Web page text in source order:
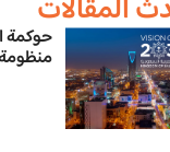
المقالات